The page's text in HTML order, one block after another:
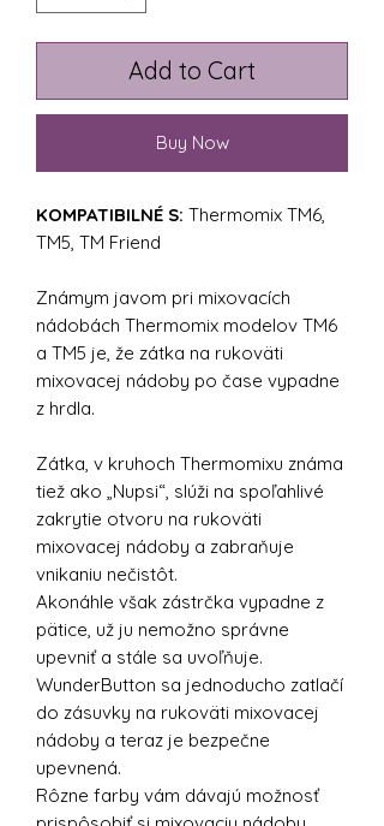
Add to Cart
Buy Now
KOMPATIBILNÉ S: Thermomix TM6,
TM5, TM Friend
Známym javom pri mixovacích
nádobách Thermomix modelov TM6
a TM5 je, že zátka na rukoväti
mixovacej nádoby po čase vypadne
z hrdla.
Zátka, v kruhoch Thermomixu známa
tiež ako „Nupsi“, slúži na spoľahlivé
zakrytie otvoru na rukoväti
mixovacej nádoby a zabraňuje
vnikaniu nečistôt.
Akonáhle však zástrčka vypadne z
pätice, už ju nemožno správne
upevniť a stále sa uvoľňuje.
WunderButton sa jednoducho zatlačí
do zásuvky na rukoväti mixovacej
nádoby a teraz je bezpečne
upevnená.
Rôzne farby vám dávajú možnosť